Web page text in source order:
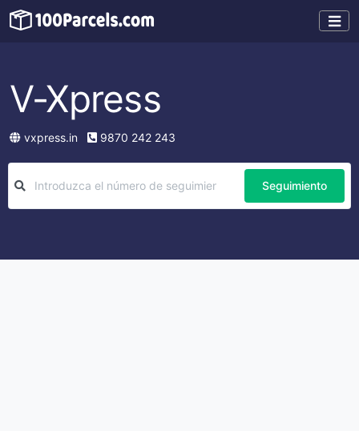
V-Xpress
vxpress.in 9870 242 243
Seguimiento